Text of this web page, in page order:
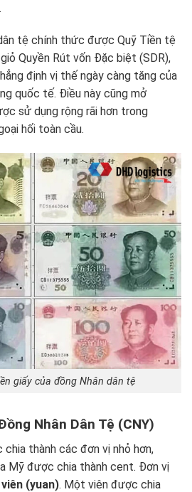
tệ chính thức được Quỹ Tiền tệ
Quyền Rút vốn Đặc biệt (SDR),
định vị thế ngày càng tăng của
quốc tế. Điều này cũng mở
sử dụng rộng rãi hơn trong
hối toàn cầu.
giấy của đồng Nhân dân tệ
Nhân Dân Tệ (CNY)
thành các đơn vị nhỏ hơn,
Mỹ được chia thành cent. Đơn vị
viên (yuan). Một viên được chia